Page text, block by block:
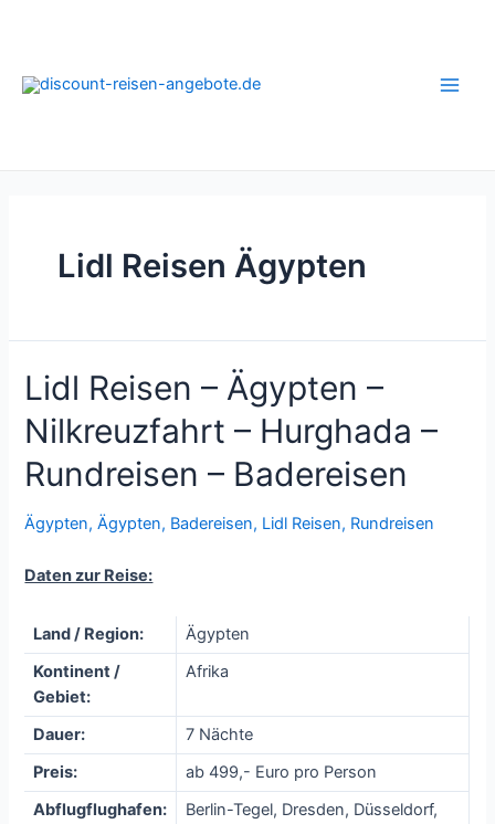
Lidl Reisen Ägypten
Lidl Reisen – Ägypten –
Nilkreuzfahrt – Hurghada –
Rundreisen – Badereisen
Ägypten,Ägypten, Badereisen, Lidl Reisen, Rundreisen
Daten zur Reise:
Land / Region:
Ägypten
Kontinent /
Gebiet:
Afrika
Dauer:
7 Nächte
Preis:
ab 499,- Euro pro Person
Abflugflughafen:
Berlin-Tegel, Dresden, Düsseldorf,